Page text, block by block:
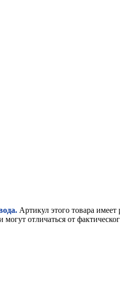
Артикул этого товара
отличаться от